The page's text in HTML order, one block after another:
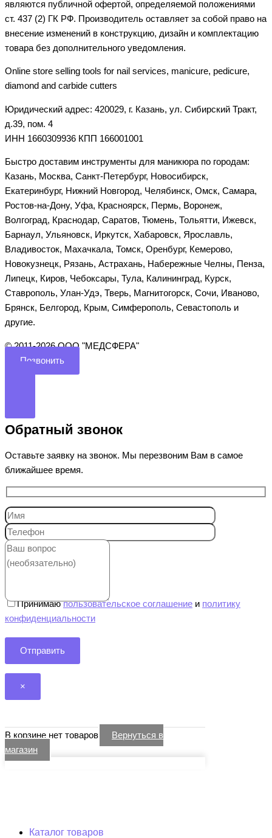
являются публичной офертой, определяемой положениями
ст. 437 (2) ГК РФ. Производитель оставляет за собой право на
внесение изменений в конструкцию, дизайн и комплектацию
товара без дополнительного уведомления.
Online store selling tools for nail services, manicure, pedicure,
diamond and carbide cutters
Юридический адрес: 420029, г. Казань, ул. Сибирский Тракт,
д.39, пом. 4
ИНН 1660309936 КПП 166001001
Быстро доставим инструменты для маникюра по городам:
Казань, Москва, Санкт-Петербург, Новосибирск,
Екатеринбург, Нижний Новгород, Челябинск, Омск, Самара,
Ростов-на-Дону, Уфа, Красноярск, Пермь, Воронеж,
Волгоград, Краснодар, Саратов, Тюмень, Тольятти, Ижевск,
Барнаул, Ульяновск, Иркутск, Хабаровск, Ярославль,
Владивосток, Махачкала, Томск, Оренбург, Кемерово,
Новокузнецк, Рязань, Астрахань, Набережные Челны, Пенза,
Липецк, Киров, Чебоксары, Тула, Калининград, Курск,
Ставрополь, Улан-Удэ, Тверь, Магнитогорск, Сочи, Иваново,
Брянск, Белгород, Крым, Симферополь, Севастополь и
другие.
©️ 2011-2026 ООО "МЕДСФЕРА"
Позвонить
Обратный звонок
Оставьте заявку на звонок. Мы перезвоним Вам в самое
ближайшее время.
Принимаюпользовательское соглашение и политику
конфиденциальности
×
В корзине нет товаров
Вернуться в
магазин
Каталог товаров